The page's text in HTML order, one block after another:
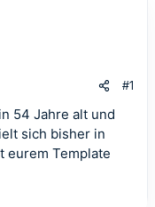
#1
54 Jahre alt und
sich bisher in
eurem Template